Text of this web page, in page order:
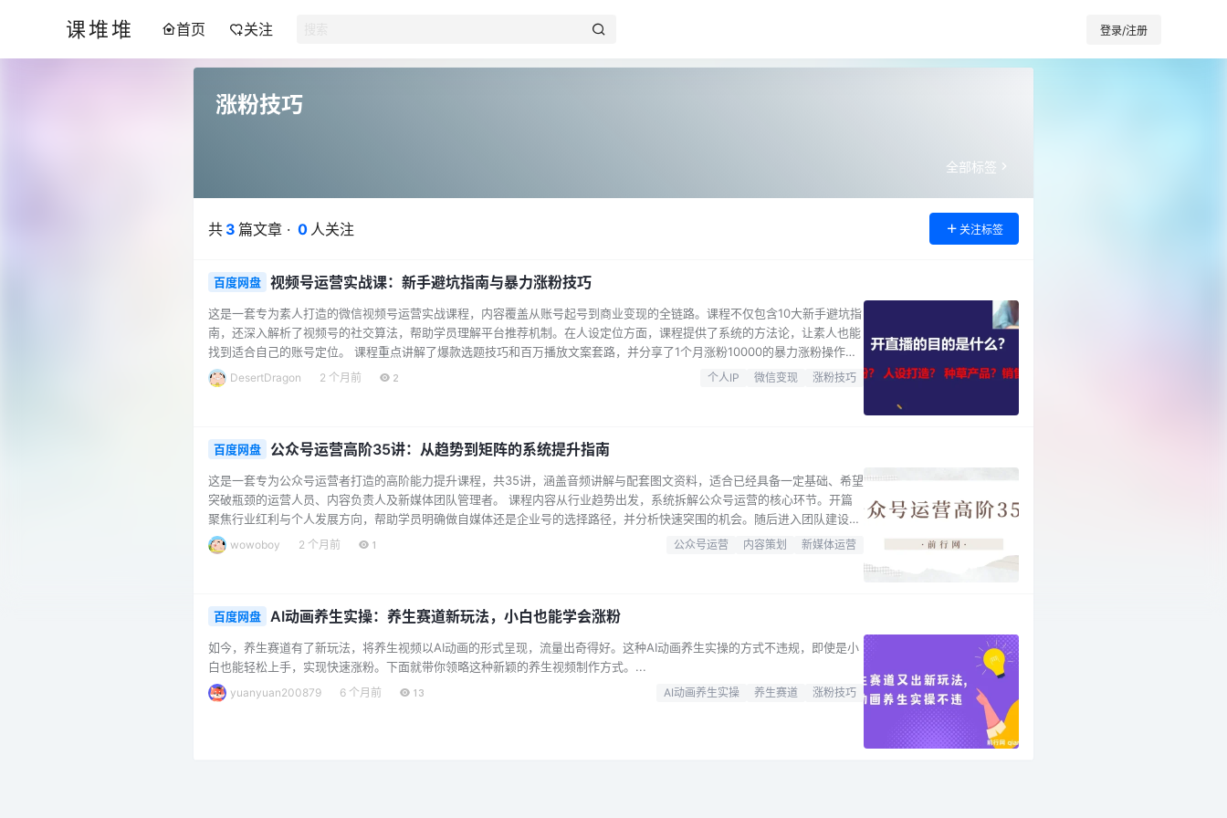
课堆堆 首页 关注 登录/注册
涨粉技巧
全部标签
共 3 篇文章 · 0 人关注 关注标签
百度网盘 视频号运营实战课：新手避坑指南与暴力涨粉技巧
这是一套专为素人打造的微信视频号运营实战课程，内容覆盖从账号起号到商业变现的全链路。课程不仅包含10大新手避坑指
南，还深入解析了视频号的社交算法，帮助学员理解平台推荐机制。在人设定位方面，课程提供了系统的方法论，让素人也能
找到适合自己的账号定位。 课程重点讲解了爆款选题技巧和百万播放文案套路，并分享了1个月涨粉10000的暴力涨粉操作。
针对变现环节，课程特别揭秘了微信官方提供的8大变现方式，以及让用户主动加微信的6个精准获客套路，帮助学员快速突破
0-1000万的商业变现卡点。此外，还附带了直播脚本撰写实操教程，手把手教你打造高转化个人IP。 课程目录： 001. 新手必
DesertDragon 2 个月前 2 个人IP 微信变现 涨粉技巧
百度网盘 公众号运营高阶35讲：从趋势到矩阵的系统提升指南
这是一套专为公众号运营者打造的高阶能力提升课程，共35讲，涵盖音频讲解与配套图文资料，适合已经具备一定基础、希望
突破瓶颈的运营人员、内容负责人及新媒体团队管理者。 课程内容从行业趋势出发，系统拆解公众号运营的核心环节。开篇
聚焦行业红利与个人发展方向，帮助学员明确做自媒体还是企业号的选择路径，并分析快速突围的机会。随后进入团队建设模
块，涵盖岗位认知、团队配置、人员招募与日常绩效管理，为规模化运营打下基础。 在账号搭建与内容运营部分，课程详细
讲解订阅号与服务号的选择、账号基本信息迭代、自动回复与自定义菜单的优化，以及封面图、图文排版等视觉体验提升技
wowoboy 2 个月前 1 公众号运营 内容策划 新媒体运营
百度网盘 AI动画养生实操：养生赛道新玩法，小白也能学会涨粉
如今，养生赛道有了新玩法，将养生视频以AI动画的形式呈现，流量出奇得好。这种AI动画养生实操的方式不违规，即使是小
白也能轻松上手，实现快速涨粉。下面就带你领略这种新颖的养生视频制作方式。...
yuanyuan200879 6 个月前 13 AI动画养生实操 养生赛道 涨粉技巧